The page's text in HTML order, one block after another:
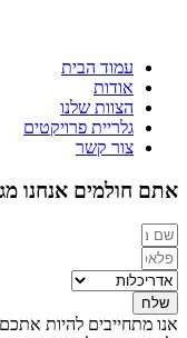
עמוד הבית
אודות
הצוות שלנו
גלריית פרויקטים
צור קשר
אתם חולמים אנחנו
שלח
אנו מתחייבים להיות